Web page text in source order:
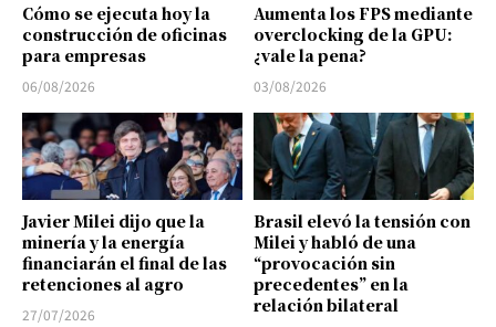
Cómo se ejecuta hoy la
construcción de oficinas
para empresas
06/08/2026
Aumenta los FPS mediante
overclocking de la GPU:
¿vale la pena?
03/08/2026
Javier Milei dijo que la
minería y la energía
financiarán el final de las
retenciones al agro
27/07/2026
Brasil elevó la tensión con
Milei y habló de una
“provocación sin
precedentes” en la
relación bilateral